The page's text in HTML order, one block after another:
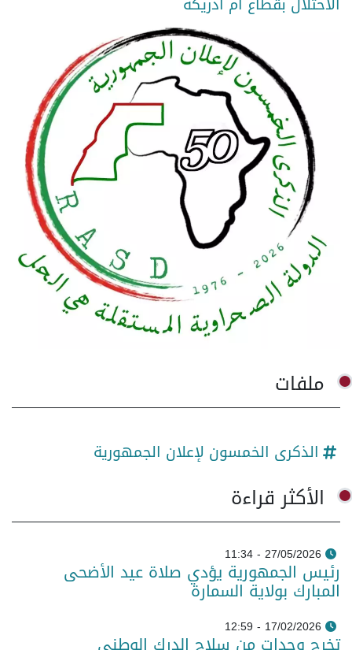
ملفات
الذكرى الخمسون لإعلان الجمهورية
الأكثر قراءة
27/05/2026 - 11:34
رئيس الجمهورية يؤدي صلاة عيد الأضحى
المبارك بولاية السمارة
17/02/2026 - 12:59